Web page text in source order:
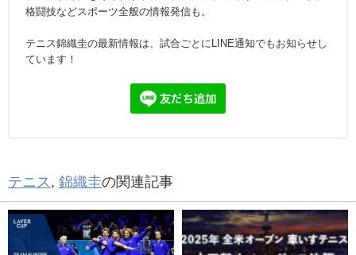
格闘技などスポーツ全般の情報発信も。
テニス錦織圭の最新情報は、試合ごとにLINE通知でもお知らせし
ています！
テニス 錦織圭の関連記事